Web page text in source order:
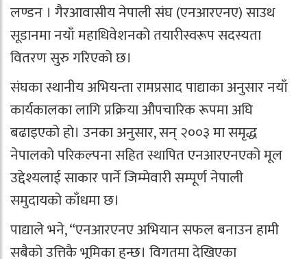
लण्डन । गैरआवासीय नेपाली संघ (एनआरएनए) साउथ
सूडानमा नयाँ महाधिवेशनको तयारीस्वरूप सदस्यता
वितरण सुरु गरिएको छ।
संघका स्थानीय अभियन्ता रामप्रसाद पाद्याका अनुसार नयाँ
कार्यकालका लागि प्रक्रिया औपचारिक रूपमा अघि
बढाइएको हो। उनका अनुसार, सन् २००३ मा समृद्ध
नेपालको परिकल्पना सहित स्थापित एनआरएनएको मूल
उद्देश्यलाई साकार पार्ने जिम्मेवारी सम्पूर्ण नेपाली
समुदायको काँधमा छ।
पाद्याले भने, “एनआरएनए अभियान सफल बनाउन हामी
सबैको उत्तिकै भूमिका हुन्छ। विगतमा देखिएका